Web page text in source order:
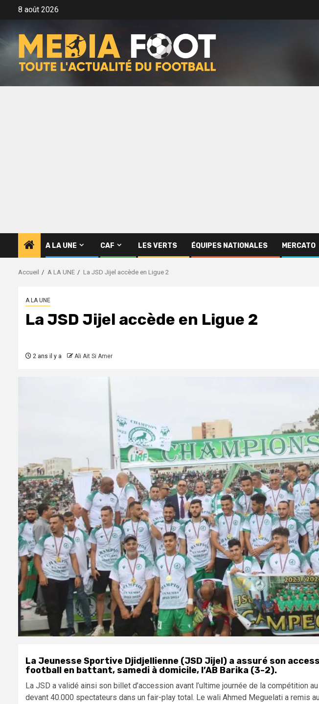
8 août 2026
A LA UNE CAF LES VERTS ÉQUIPES NATIONALES MERCATO
Accueil A LA UNE La JSD Jijel accède en Ligue 2
A LA UNE
La JSD Jijel accède en Ligue 2
2 ans il y a Ali Ait Si Amer
La Jeunesse Sportive Djidjellienne (JSD Jijel) a assuré son
football en battant, samedi à domicile, l’AB Barika (3-2).
La JSD a validé ainsi son billet d’accession avant l’ultime journée de la compétition
devant 40.000 spectateurs dans un fair-play total. Le wali Ahmed Meguelati a remis